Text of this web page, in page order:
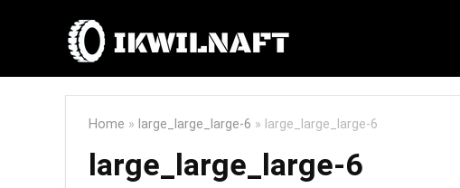
Home » large_large_large-6 » large_large_large-6
large_large_large-6